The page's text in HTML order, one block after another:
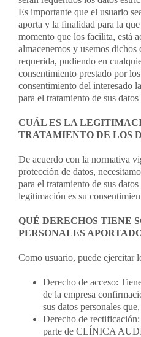
Es importante que el usuario
aporta y la finalidad para la
momento que los facilita, está
almacenemos y usemos dichos
requerida, pudiendo en
consentimiento prestado por
consentimiento del interesado
para el tratamiento de sus datos
CUÁL ES LA
TRATAMIENTO DE LOS
De acuerdo con la normativa
protección de datos,
para el tratamiento de sus
legitimación es su
QUÉ DERECHOS TIENE
PERSONALES
Como usuario, puede ejercitar
Derecho de acceso:
de la empresa
sus datos personales
Derecho de
parte de CLÍNICA